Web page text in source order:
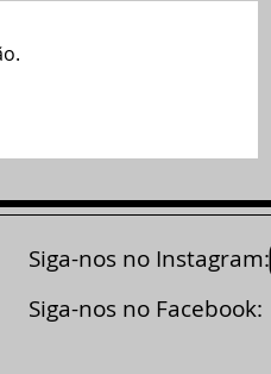
Siga-nos no Instagram:
Siga-nos no Facebook: